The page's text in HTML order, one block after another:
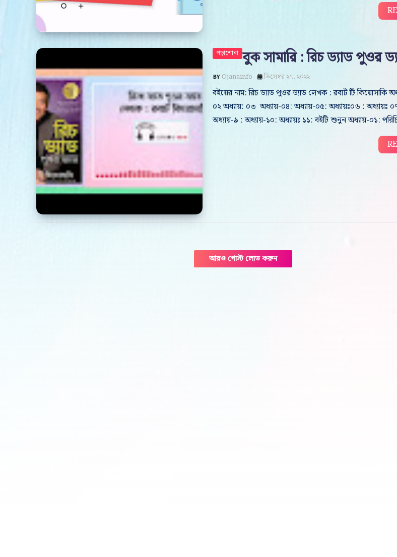
পড়াশোনা বুক সামারি : রিচ ড্যাড পুওর
Ojanainfo ডিসেম্বর ২৭, ২০২২
বইয়ের নাম: রিচ ড্যাড পুওর ড্যাড লেখক : রবার্ট টি কিয়োসাকি
০২ অধ্যায়: ০৩ অধ্যায়-০৪: অধ্যায়-০৫: অধ্যায়ঃ০৬ : অধ্যায়ঃ
অধ্যায়-৯ : অধ্যায়-১০: অধ্যায়ঃ ১১: বইটি শুনুন অধ্যায়-০১:
আরও পোস্ট লোড করুন